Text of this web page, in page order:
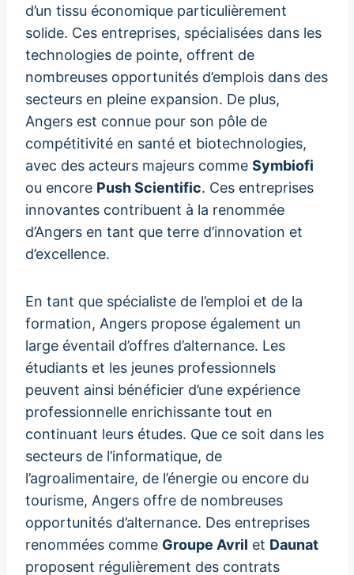
d’un tissu économique particulièrement
solide. Ces entreprises, spécialisées dans les
technologies de pointe, offrent de
nombreuses opportunités d’emplois dans des
secteurs en pleine expansion. De plus,
Angers est connue pour son pôle de
compétitivité en santé et biotechnologies,
avec des acteurs majeurs comme Symbiofi
ou encore Push Scientific. Ces entreprises
innovantes contribuent à la renommée
d’Angers en tant que terre d’innovation et
d’excellence.
En tant que spécialiste de l’emploi et de la
formation, Angers propose également un
large éventail d’offres d’alternance. Les
étudiants et les jeunes professionnels
peuvent ainsi bénéficier d’une expérience
professionnelle enrichissante tout en
continuant leurs études. Que ce soit dans les
secteurs de l’informatique, de
l’agroalimentaire, de l’énergie ou encore du
tourisme, Angers offre de nombreuses
opportunités d’alternance. Des entreprises
renommées comme Groupe Avril et Daunat
proposent régulièrement des contrats